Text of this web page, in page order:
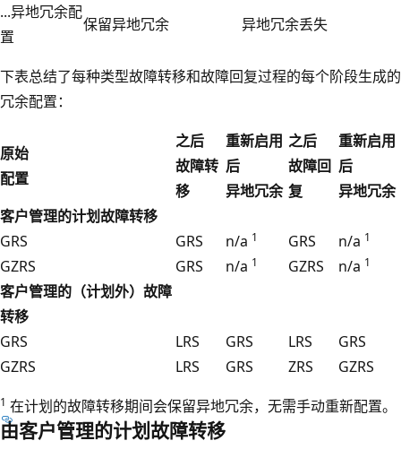
...异地冗余配
置
保留异地冗余 异地冗余丢失
下表总结了每种类型故障转移和故障回复过程的每个阶段生成的
冗余配置：
原始
配置
之后
故障转
移
重新启用
后
异地冗余
之后
故障回
复
重新启用
后
异地冗余
客户管理的计划故障转移
GRS
GRS n/a 1 GRS n/a 1
GZRS GRS n/a 1 GZRS n/a 1
客户管理的（计划外）故障
转移
GRS
LRS GRS LRS
GRS
GZRS
LRS GRS ZRS GZRS
1 在计划的故障转移期间会保留异地冗余，无需手动重新配置。
由客户管理的计划故障转移